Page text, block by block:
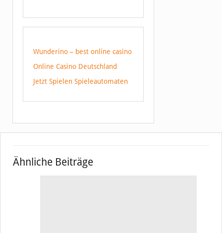
Wunderino – best online casino
Online Casino Deutschland
Jetzt Spielen Spieleautomaten
Ähnliche Beiträge